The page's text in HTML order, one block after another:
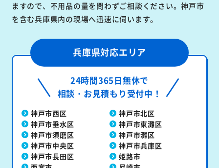
ますので、不用品の量を問わずご相談ください。神戸市
を含む兵庫県内の現場へ迅速に伺います。
兵庫県対応エリア
24時間365日無休で
相談・お見積もり受付中！
神戸市西区
神戸市北区
神戸市垂水区
神戸市東灘区
神戸市須磨区
神戸市灘区
神戸市中央区
神戸市兵庫区
神戸市長田区
姫路市